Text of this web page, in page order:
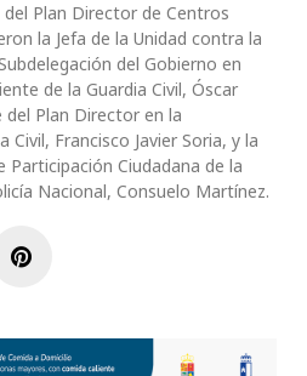
Plan Director de Centros
la Jefa de la Unidad contra la
del Gobierno en
de la Guardia Civil, Óscar
del Plan Director en la
Civil, Francisco Javier Soria, y la
Participación Ciudadana de la
Nacional, Consuelo Martínez.
Pinterest